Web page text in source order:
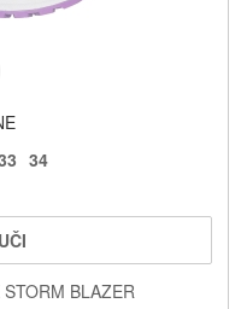
34
BLAZER